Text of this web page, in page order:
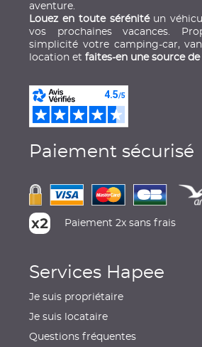
aventure.
Louez en toute sérénitéun
vos prochaines vacances.
simplicité votre camping-car,
location etfaites-en une source
Paiement sécurisé
Paiement 2x sans frais
Services Hapee
Je suis propriétaire
Je suis locataire
Questions fréquentes